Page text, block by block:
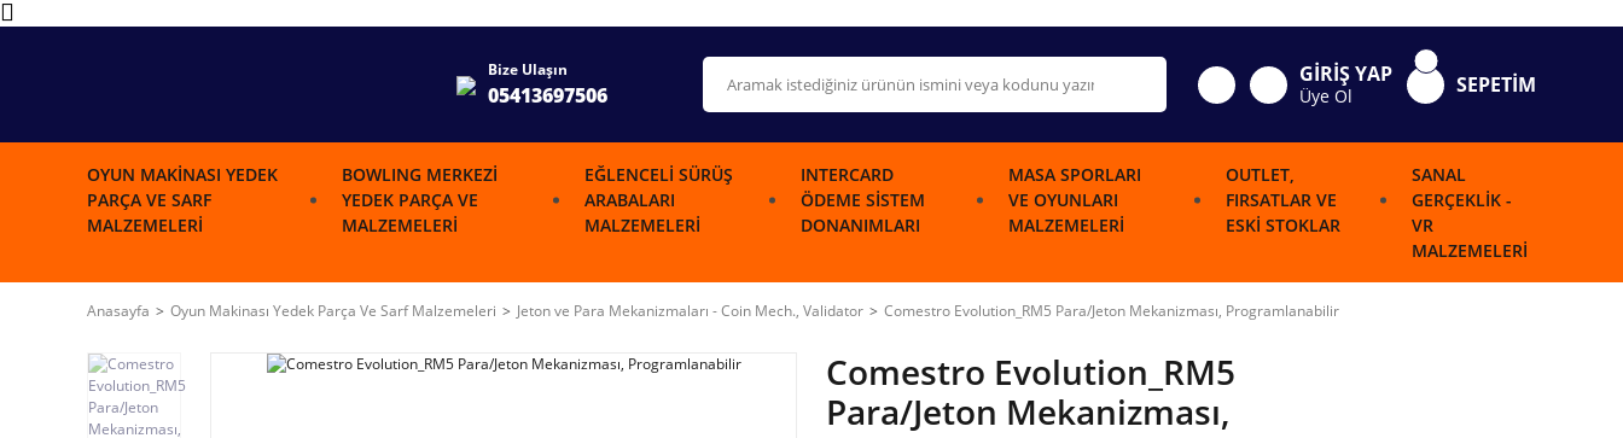
Bize Ulaşın
05413697506
GİRİŞ YAP
Üye Ol SEPETİM
OYUN MAKINASI YEDEK
PARÇA VE SARF
MALZEMELERI
BOWLING MERKEZI
YEDEK PARÇA VE
MALZEMELERI
EĞLENCELI SÜRÜŞ
ARABALARI
MALZEMELERI
INTERCARD
ÖDEME SISTEM
DONANIMLARI
MASA SPORLARI
VE OYUNLARI
MALZEMELERI
OUTLET,
FIRSATLAR VE
ESKI STOKLAR
SANAL
GERÇEKLIK -
VR
MALZEMELERI
Anasayfa Oyun Makinası Yedek Parça Ve Sarf Malzemeleri Jeton ve Para Mekanizmaları - Coin Mech., Validator Comestro Evolution_RM5 Para/Jeton Mekanizması, Programlanabilir
Comestro Evolution_RM5
Para/Jeton Mekanizması,